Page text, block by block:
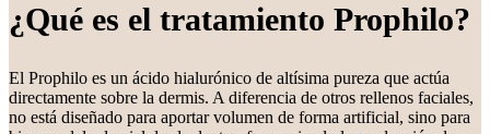
¿Qué es el tratamiento Prophilo?
El Prophilo es un ácido hialurónico de altísima pureza que actúa
directamente sobre la dermis. A diferencia de otros rellenos faciales,
no está diseñado para aportar volumen de forma artificial, sino para